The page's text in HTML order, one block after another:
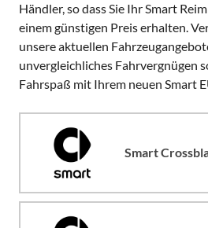
Händler, so dass Sie Ihr Smart
einem günstigen Preis erhalten.
unsere aktuellen
unvergleichliches Fahrvergnügen
Fahrspaß mit Ihrem neuen Smart
Smart